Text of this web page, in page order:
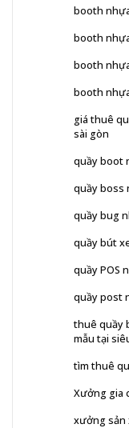
booth
booth
booth
booth
giá thuê
sài gòn
quầy boot
quầy boss
quầy bug
quầy bút
quầy POS
quầy post
thuê quầy
mẫu tại
tìm thuê
Xưởng gia
xưởng sản